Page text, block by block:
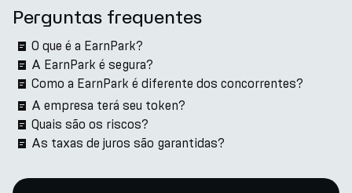
Perguntas frequentes
O que é a EarnPark?
A EarnPark é segura?
Como a EarnPark é diferente dos concorrentes?
A empresa terá seu token?
Quais são os riscos?
As taxas de juros são garantidas?